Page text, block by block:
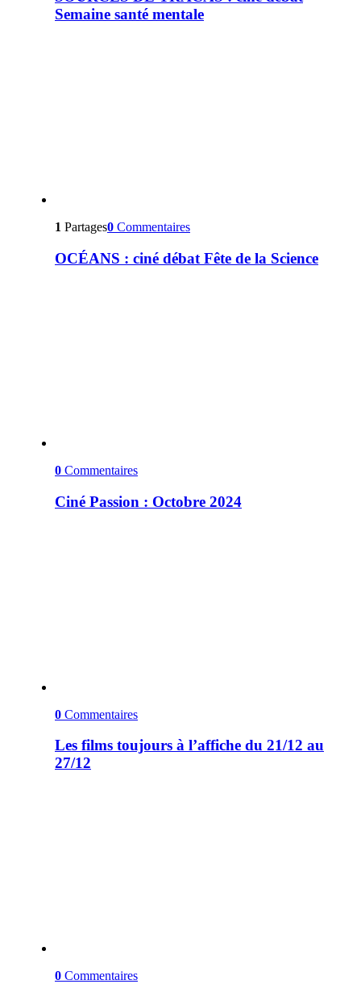
Semaine santé mentale
1 Partages0 Commentaires
OCÉANS : ciné débat Fête de la Science
0 Commentaires
Ciné Passion : Octobre 2024
0 Commentaires
Les films toujours à l’affiche du 21/12 au
27/12
0 Commentaires